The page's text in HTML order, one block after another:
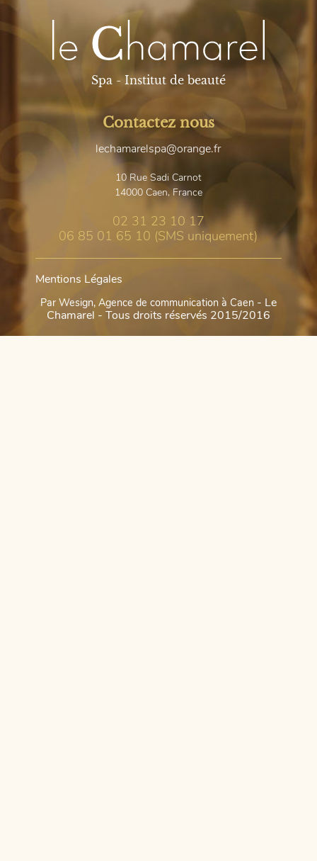
Spa - Institut de beauté
Contactez nous
lechamarelspa@orange.fr
10 Rue Sadi Carnot
14000 Caen, France
02 31 23 10 17
06 85 01 65 10 (SMS uniquement)
Mentions Légales
Par Wesign, Agence de communication à Caen - Le
Chamarel - Tous droits réservés 2015/2016